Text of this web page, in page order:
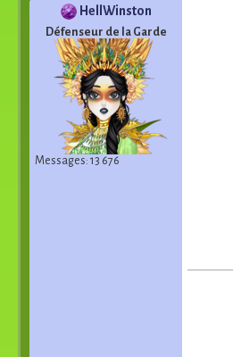
HellWinston
Défenseur de la Garde
Messages: 13 676